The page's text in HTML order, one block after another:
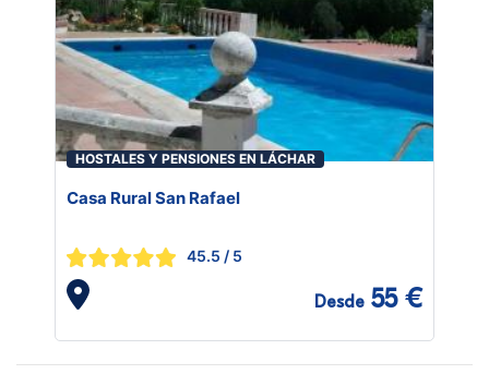
HOSTALES Y PENSIONES EN LÁCHAR
Casa Rural San Rafael
45.5 / 5
Desde 55 €